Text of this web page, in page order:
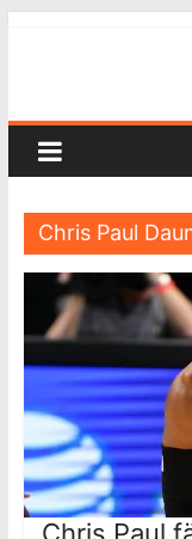
Chris Paul